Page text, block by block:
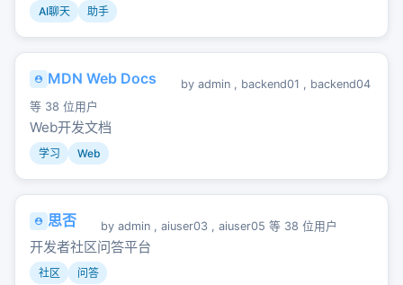
AI聊天 助手
MDN Web Docs by admin , backend01 , backend04
等 38 位用户
Web开发文档
学习 Web
思否 by admin , aiuser03 , aiuser05 等 38 位用户
开发者社区问答平台
社区 问答